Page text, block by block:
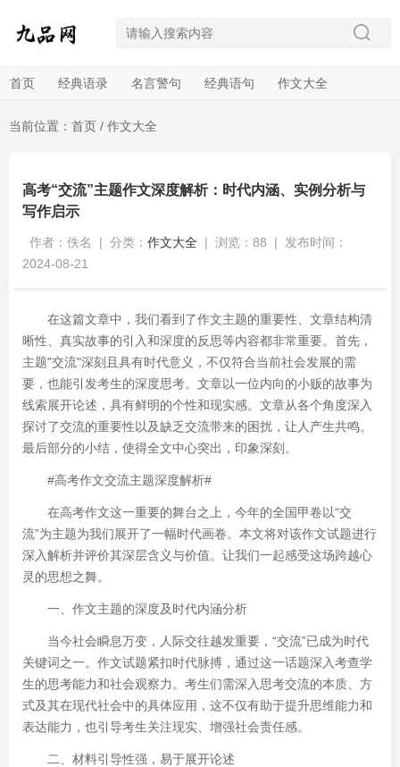
首页 经典语录 名言警句 经典语句 作文大全
当前位置： 首页 / 作文大全
高考“交流”主题作文深度解析：时代内涵、实例分析与
写作启示
作者：佚名 | 分类： 作文大全 | 浏览：88 |
发布时间：
2024-08-21
在这篇文章中，我们看到了作文主题的重要性、文章结构清
晰性、真实故事的引入和深度的反思等内容都非常重要。首先，
主题"交流"深刻且具有时代意义，不仅符合当前社会发展的需
要，也能引发考生的深度思考。文章以一位内向的小贩的故事为
线索展开论述，具有鲜明的个性和现实感。文章从各个角度深入
探讨了交流的重要性以及缺乏交流带来的困扰，让人产生共鸣。
最后部分的小结，使得全文中心突出，印象深刻。
#高考作文交流主题深度解析#
在高考作文这一重要的舞台之上，今年的全国甲卷以“交
流”为主题为我们展开了一幅时代画卷。本文将对该作文试题进行
深入解析并评价其深层含义与价值。让我们一起感受这场跨越心
灵的思想之舞。
一、作文主题的深度及时代内涵分析
当今社会瞬息万变，人际交往越发重要，“交流”已成为时代
关键词之一。作文试题紧扣时代脉搏，通过这一话题深入考查学
生的思考能力和社会观察力。考生们需深入思考交流的本质、方
式及其在现代社会中的具体应用，这不仅有助于提升思维能力和
表达能力，也引导考生关注现实、增强社会责任感。
二、材料引导性强，易于展开论述